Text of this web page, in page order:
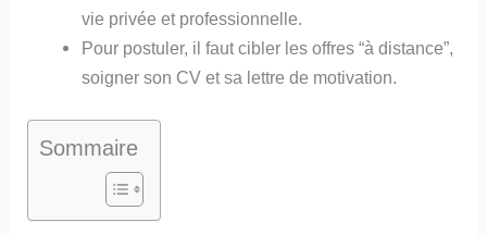
vie privée et professionnelle.
Pour postuler, il faut cibler les offres “à distance”,
soigner son CV et sa lettre de motivation.
Sommaire